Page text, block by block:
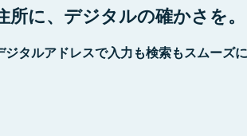
所に、デジタルの確かさを。
ジタルアドレスで入力も検索もスムーズ